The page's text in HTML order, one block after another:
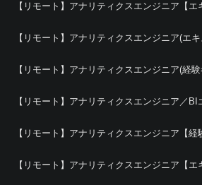
【リモート】アナリティクスエンジニア【エ
【リモート】アナリティクスエンジニア(エ
【リモート】アナリティクスエンジニア(経
【リモート】アナリティクスエンジニア／BI
【リモート】アナリティクスエンジニア【経
【リモート】アナリティクスエンジニア【エ